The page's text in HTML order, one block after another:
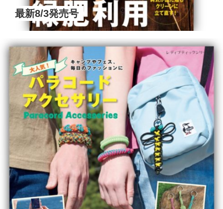
最新8/3発売号